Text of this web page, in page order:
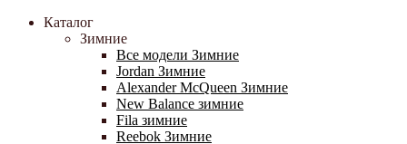
Каталог
Зимние
Все модели Зимние
Jordan Зимние
Alexander McQueen Зимние
New Balance зимние
Fila зимние
Reebok Зимние